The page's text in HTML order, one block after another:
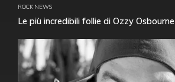
ROCK NEWS
Le più incredibili follie di Ozzy Osbourne